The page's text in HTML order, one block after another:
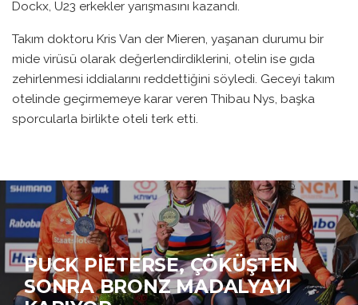
Dockx, U23 erkekler yarışmasını kazandı.
Takım doktoru Kris Van der Mieren, yaşanan durumu bir
mide virüsü olarak değerlendirdiklerini, otelin ise gıda
zehirlenmesi iddialarını reddettiğini söyledi. Geceyi takım
otelinde geçirmemeye karar veren Thibau Nys, başka
sporcularla birlikte oteli terk etti.
PUCK PIETERSE, ÇÖKÜŞTEN
SONRA BRONZ MADALYAYI